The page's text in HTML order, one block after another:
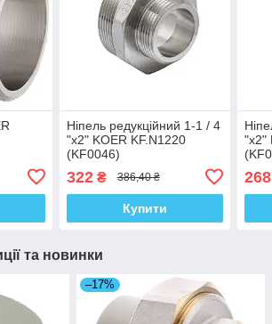
Ніпель редукційний 1-1 / 4
"x2" KOER KF.N1220
(KF0046)
322₴ 386,40 ₴
Купити
"x2"
268
та новинки
–17%